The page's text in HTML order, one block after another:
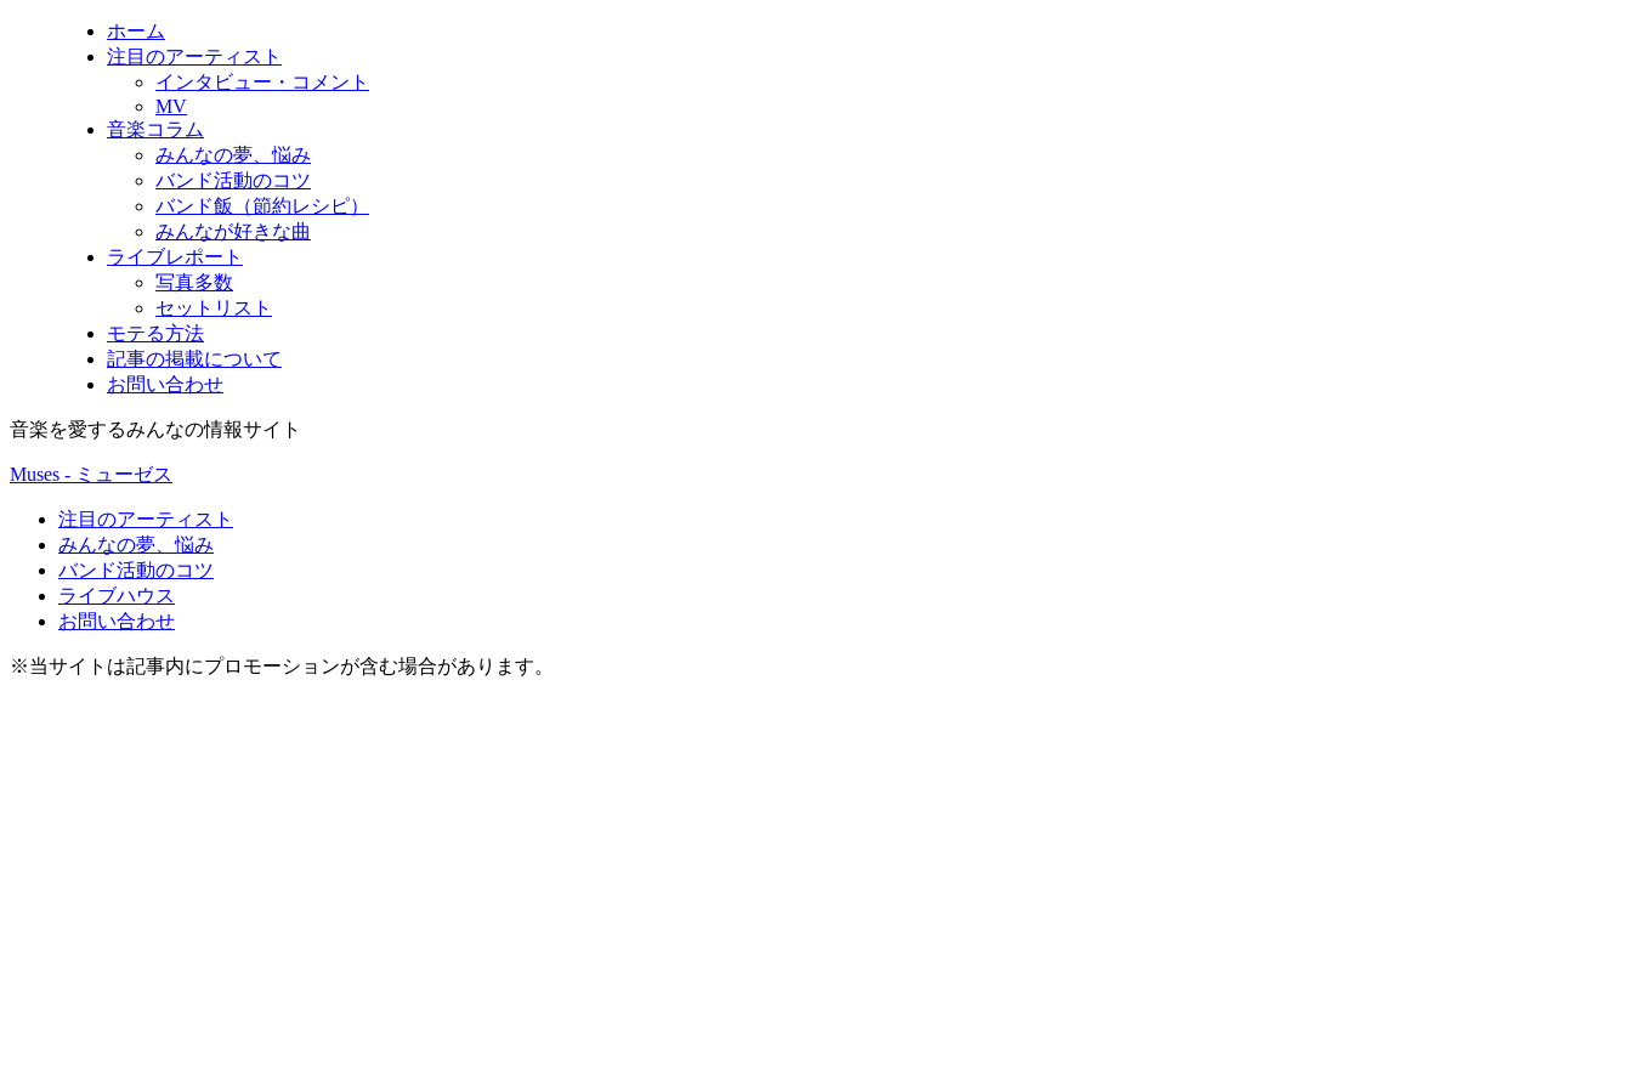
ホーム
注目のアーティスト
インタビュー・コメント
MV
音楽コラム
みんなの夢、悩み
バンド活動のコツ
バンド飯（節約レシピ）
みんなが好きな曲
ライブレポート
写真多数
セットリスト
モテる方法
記事の掲載について
お問い合わせ
音楽を愛するみんなの情報サイト
Muses - ミューゼス
注目のアーティスト
みんなの夢、悩み
バンド活動のコツ
ライブハウス
お問い合わせ
※当サイトは記事内にプロモーションが含む場合があります。